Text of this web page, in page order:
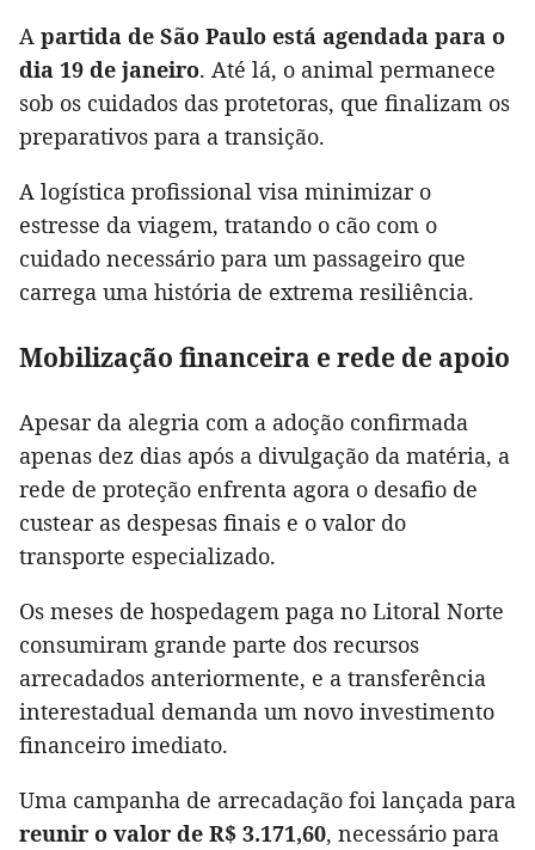
A partida de São Paulo está agendada para o
dia 19 de janeiro. Até lá, o animal permanece
sob os cuidados das protetoras, que finalizam os
preparativos para a transição.
A logística profissional visa minimizar o
estresse da viagem, tratando o cão com o
cuidado necessário para um passageiro que
carrega uma história de extrema resiliência.
Mobilização financeira e rede de apoio
Apesar da alegria com a adoção confirmada
apenas dez dias após a divulgação da matéria, a
rede de proteção enfrenta agora o desafio de
custear as despesas finais e o valor do
transporte especializado.
Os meses de hospedagem paga no Litoral Norte
consumiram grande parte dos recursos
arrecadados anteriormente, e a transferência
interestadual demanda um novo investimento
financeiro imediato.
Uma campanha de arrecadação foi lançada para
reunir o valor de R$ 3.171,60, necessário para